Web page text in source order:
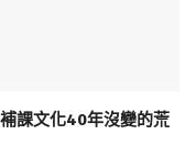
課文化40年沒變的荒